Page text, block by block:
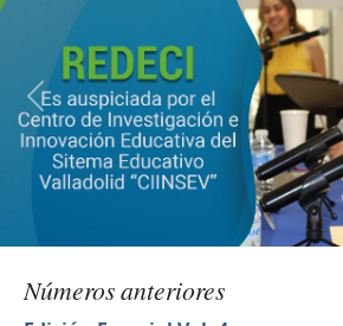
Números anteriores